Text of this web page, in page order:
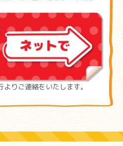
りご連絡をいたします。